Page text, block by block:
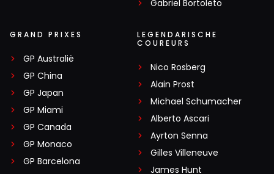
Gabriel Bortoleto
GRAND PRIXES
GP Australië
GP China
GP Japan
GP Miami
GP Canada
GP Monaco
GP Barcelona
LEGENDARISCHE
COUREURS
Nico Rosberg
Alain Prost
Michael Schumacher
Alberto Ascari
Ayrton Senna
Gilles Villeneuve
James Hunt